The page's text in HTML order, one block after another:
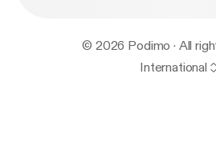
© 2026 Podimo · All
International